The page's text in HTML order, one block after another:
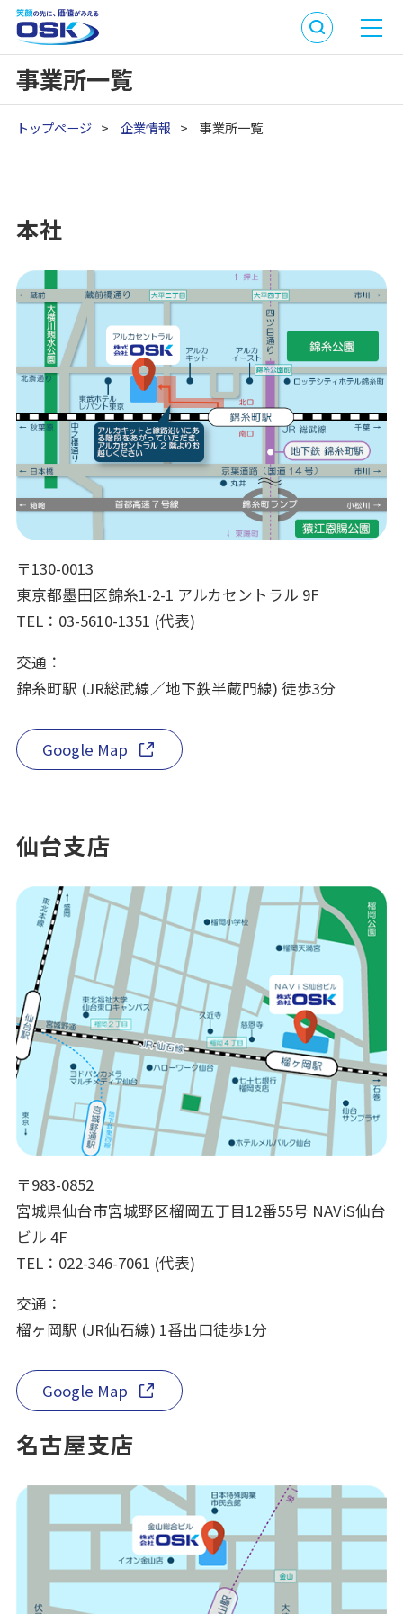
事業所一覧
トップページ > 企業情報 > 事業所一覧
本社
〒130-0013
東京都墨田区錦糸1-2-1 アルカセントラル 9F
TEL：03-5610-1351 (代表)
交通：
錦糸町駅 (JR総武線／地下鉄半蔵門線) 徒歩3分
Google Map
仙台支店
〒983-0852
宮城県仙台市宮城野区榴岡五丁目12番55号 NAViS仙台
ビル 4F
TEL：022-346-7061 (代表)
交通：
榴ヶ岡駅 (JR仙石線) 1番出口徒歩1分
Google Map
名古屋支店